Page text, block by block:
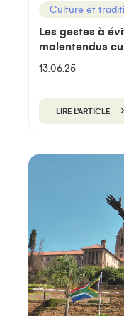
Culture et
Les gestes à
malentendus
13.06.25
LIRE L'ARTICLE